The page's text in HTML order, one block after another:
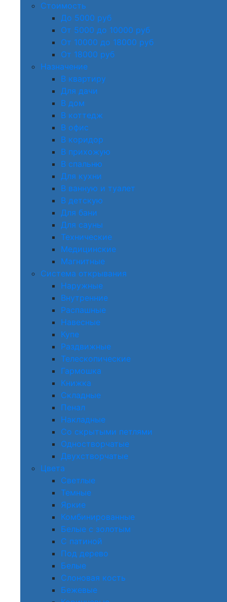
Стоимость
До 5000 руб
От 5000 до 10000 руб
От 10000 до 18000 руб
От 18000 руб
Назначение
В квартиру
Для дачи
В дом
В коттедж
В офис
В коридор
В прихожую
В спальню
Для кухни
В ванную и туалет
В детскую
Для бани
Для сауны
Технические
Медицинские
Магнитные
Система открывания
Наружные
Внутренние
Распашные
Навесные
Купе
Раздвижные
Телескопические
Гармошка
Книжка
Складные
Пенал
Накладные
Со скрытыми петлями
Одностворчатые
Двухстворчатые
Цвета
Светлые
Темные
Яркие
Комбинированные
Белые с золотым
С патиной
Под дерево
Белые
Слоновая кость
Бежевые